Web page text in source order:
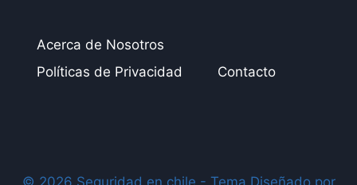
Acerca de Nosotros
Políticas de Privacidad
Contacto
© 2026 Seguridad en chile - Tema Diseñado por